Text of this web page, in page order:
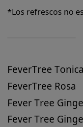
*Los refrescos no
FeverTree Tonica
FeverTree Rosa
Fever Tree
Fever Tree